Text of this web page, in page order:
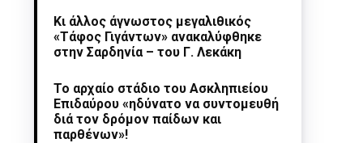
Κι άλλος άγνωστος μεγαλιθικός
«Τάφος Γιγάντων» ανακαλύφθηκε
στην Σαρδηνία – του Γ. Λεκάκη
Το αρχαίο στάδιο του Ασκληπιείου
Επιδαύρου «ηδύνατο να συντομευθή
διά τον δρόμον παίδων και
παρθένων»!